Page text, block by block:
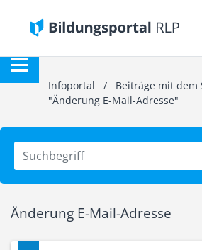
Infoportal / Beiträge mit dem
"Änderung E-Mail-Adresse"
Änderung E-Mail-Adresse